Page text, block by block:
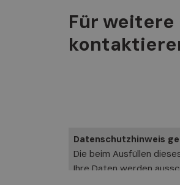
Für
Datenschutzhinweis
Die beim Ausfüllen
Ihre Daten werden